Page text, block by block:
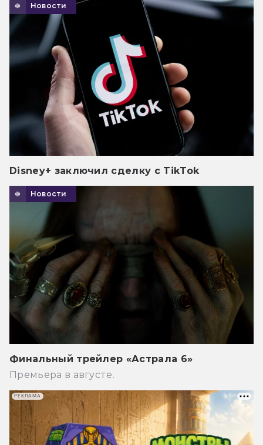
Новости
Disney+ заключил сделку с TikTok
Новости
Финальный трейлер «Астрала 6»
Премьера в августе.
РЕКЛАМА